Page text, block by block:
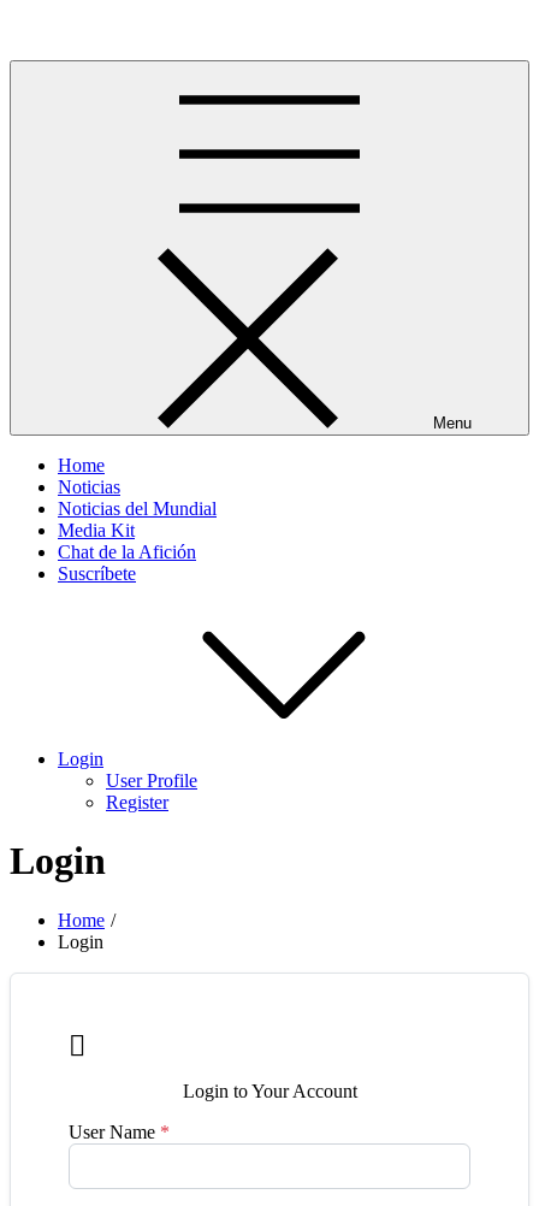
Menu
Home
Noticias
Noticias del Mundial
Media Kit
Chat de la Afición
Suscríbete
Login
User Profile
Register
Login
Home
Login

Login to Your Account
User Name *